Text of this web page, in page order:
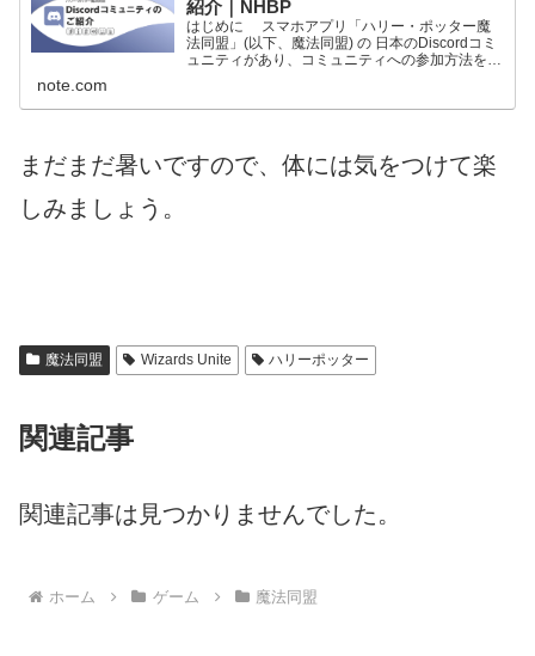
紹介｜NHBP
はじめに スマホアプリ「ハリー・ポッター魔
法同盟」(以下、魔法同盟) の 日本のDiscordコミ
ュニティがあり、コミュニティへの参加方法をご
同盟の...
note.com
まだまだ暑いですので、体には気をつけて楽
しみましょう。
魔法同盟 Wizards Unite ハリーポッター
関連記事
関連記事は見つかりませんでした。
ホーム ゲーム 魔法同盟